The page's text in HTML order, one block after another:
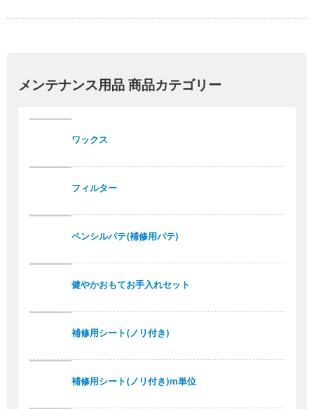
メンテナンス用品 商品カテゴリー
ワックス
フィルター
ペンシルパテ(補修用パテ)
健やかおもてお手入れセット
補修用シート(ノリ付き)
補修用シート(ノリ付き)m単位